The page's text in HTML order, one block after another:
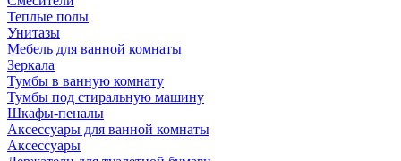
Теплые полы
Унитазы
Мебель для ванной комнаты
Зеркала
Тумбы в ванную комнату
Тумбы под стиральную машину
Шкафы-пеналы
Аксессуары для ванной комнаты
Аксессуары